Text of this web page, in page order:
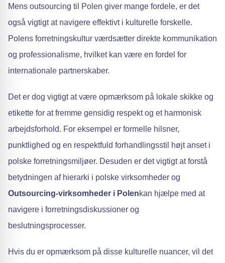
Mens outsourcing til Polen giver mange fordele, er det
også vigtigt at navigere effektivt i kulturelle forskelle.
Polens forretningskultur værdsætter direkte kommunikation
og professionalisme, hvilket kan være en fordel for
internationale partnerskaber.
Det er dog vigtigt at være opmærksom på lokale skikke og
etikette for at fremme gensidig respekt og et harmonisk
arbejdsforhold. For eksempel er formelle hilsner,
punktlighed og en respektfuld forhandlingsstil højt anset i
polske forretningsmiljøer. Desuden er det vigtigt at forstå
betydningen af hierarki i polske virksomheder og
Outsourcing-virksomheder i Polenkan hjælpe med at
navigere i forretningsdiskussioner og
beslutningsprocesser.
Hvis du er opmærksom på disse kulturelle nuancer, vil det